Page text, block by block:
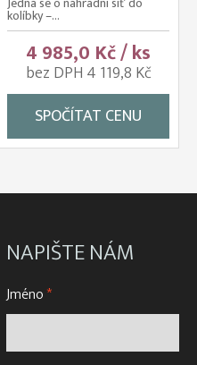
kolíbky –...
4 985,0 Kč / ks
bez DPH 4 119,8 Kč
SPOČÍTAT CENU
NAPIŠTE NÁM
Jméno*